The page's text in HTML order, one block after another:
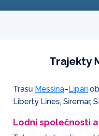
Trajekty
Trasu Messina–Lipari
Liberty Lines, Siremar,
Lodní společnosti